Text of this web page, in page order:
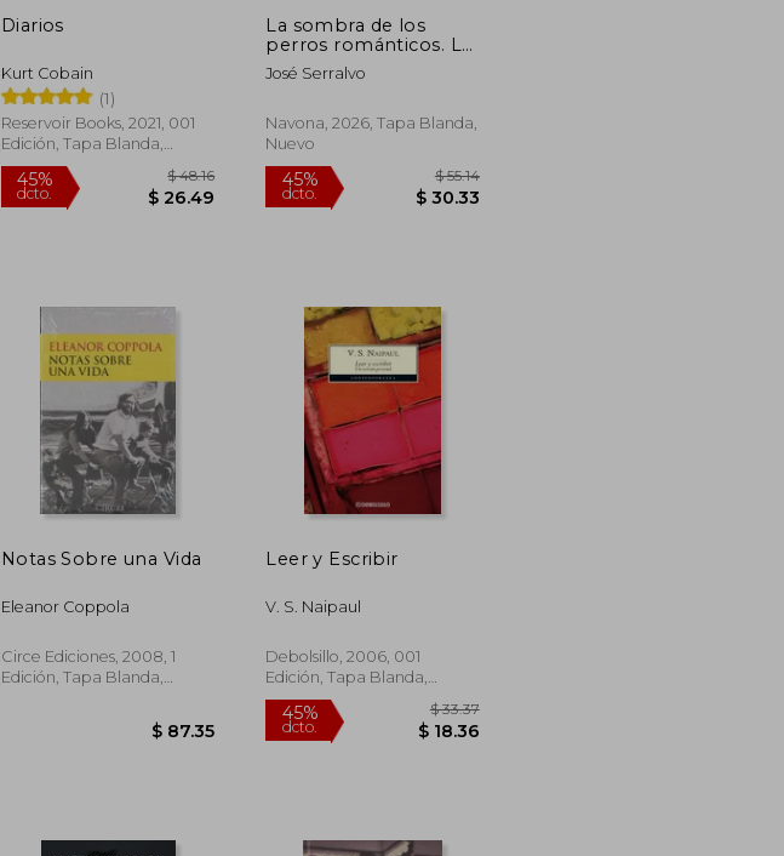
Diarios
Kurt Cobain
(1)
Reservoir Books, 2021, 001
Edición, Tapa Blanda,
Nuevo
dcto. $ 26.49
La sombra de los
perros románticos. La
biografía definitiva
sobre Roberto Bolaño
José Serralvo
Navona, 2026, Tapa Blanda,
Nuevo
dcto.
Notas Sobre una Vida
Eleanor Coppola
Circe Ediciones, 2008, 1
Edición, Tapa Blanda,
Leer y Escribir
V. S. Naipaul
Debolsillo, 2006, 001
Edición, Tapa Blanda,
Nuevo